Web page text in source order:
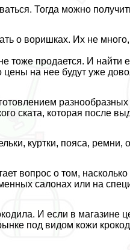
Тогда можно
о воришках. Их не
тоже продается. И
цены на нее будут уже
ската, которая после
куртки, пояса, ремни,
вопрос о том,
салонах или на
И если в магазине
под видом кожи